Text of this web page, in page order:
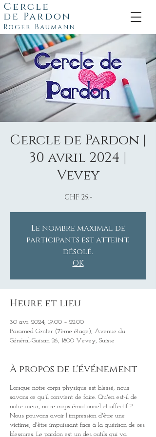
Cercle
de Pardon
Roger Baumann
Cercle de Pardon |
30 avril 2024 |
Vevey
CHF 25.-
Le nombre maximal de
participants est atteint,
désolé.
OK
Heure et lieu
30 avr. 2024, 19:00 – 22:00
Paramed Center (7ème étage), Avenue du
Général-Guisan 26, 1800 Vevey, Suisse
À propos de l'événement
Lorsque notre corps physique est blessé, nous
savons ce qu'il convient de faire. Qu'en est-il de
notre coeur, notre corps émotionnel et affectif ?
Nous pouvons avoir l'impression d'être une
victime, d'être impuissant face à la guérison de ces
blessures. Le pardon est un des outils qui va